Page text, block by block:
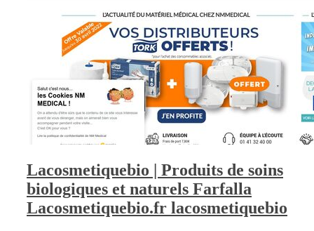
Lacos­metique­bio | Produits de soins
biologiques et naturels Farfalla
Lacos­metique­bio.fr lacos­metique­bio